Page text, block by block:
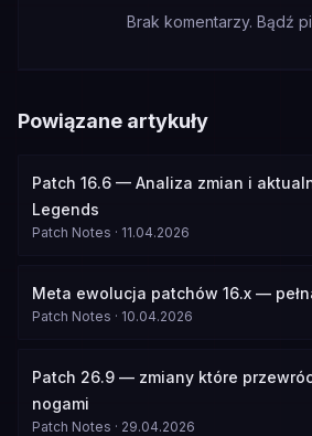
Brak komentarzy. Bądź
Powiązane artykuły
Patch 16.6 — Analiza zmian i
Legends
Patch Notes · 11.04.2026
Meta ewolucja patchów 16.x —
Patch Notes · 10.04.2026
Patch 26.9 — zmiany które
nogami
Patch Notes · 29.04.2026